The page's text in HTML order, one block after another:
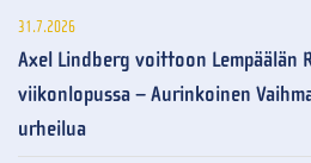
31.7.2026
Axel Lindberg voittoon Lempäälän
viikonlopussa – Aurinkoinen
urheilua